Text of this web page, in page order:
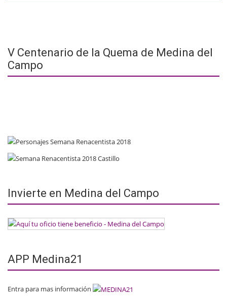
V Centenario de la Quema de Medina del
Campo
Invierte en Medina del Campo
APP Medina21
Entra para mas información